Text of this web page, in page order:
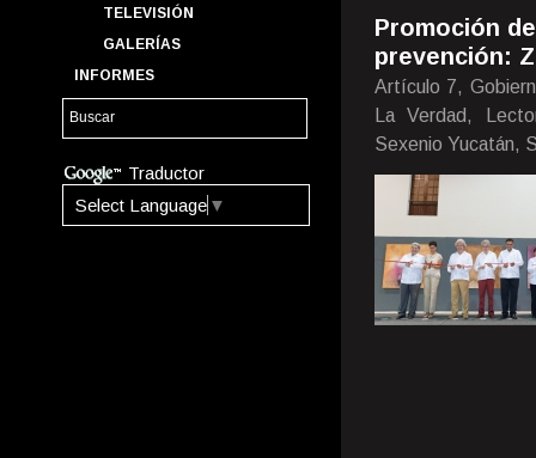
TELEVISIÓN
GALERÍAS
INFORMES
Traductor
Select Language ▼
Promoción
prevención:
Artículo 7,
La Verdad,
Sexenio Yucatán,